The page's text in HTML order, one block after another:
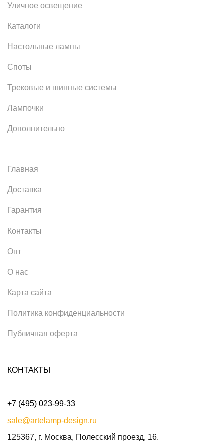
Уличное освещение
Каталоги
Настольные лампы
Споты
Трековые и шинные системы
Лампочки
Дополнительно
Главная
Доставка
Гарантия
Контакты
Опт
О нас
Карта сайта
Политика конфиденциальности
Публичная оферта
КОНТАКТЫ
+7 (495) 023-99-33
sale@artelamp-design.ru
125367, г. Москва, Полесский проезд, 16.